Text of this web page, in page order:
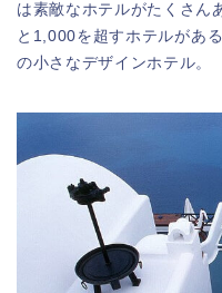
は素敵なホテルがたくさん
と1,000を超すホテルがあ
の小さなデザインホテル。